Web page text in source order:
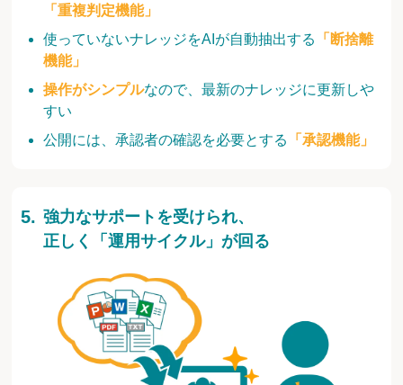
「重複判定機能」
使っていないナレッジをAIが自動抽出する
「断捨離
機能」
操作がシンプルなので、最新のナレッジに更新しや
すい
公開には、承認者の確認を必要とする
「承認機能」
強力なサポートを受けられ、
正しく「運用サイクル」が回る